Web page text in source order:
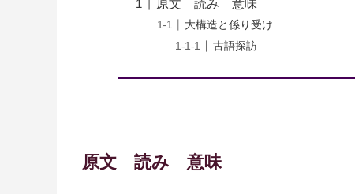
原文 読み 意味
大構造と係り受け
古語探訪
原文 読み 意味